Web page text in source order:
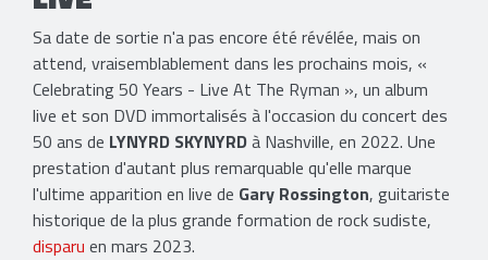
Sa date de sortie n'a pas encore été révélée, mais on
attend, vraisemblablement dans les prochains mois, «
Celebrating 50 Years - Live At The Ryman », un album
live et son DVD immortalisés à l'occasion du concert des
50 ans de LYNYRD SKYNYRDà Nashville, en 2022. Une
prestation d'autant plus remarquable qu'elle marque
l'ultime apparition en live de Gary Rossington, guitariste
historique de la plus grande formation de rock sudiste,
disparu en mars 2023.